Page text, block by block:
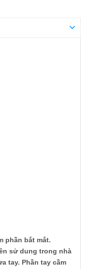
phần bắt mắt.
sử dung trong nhà
tay. Phần tay cầm